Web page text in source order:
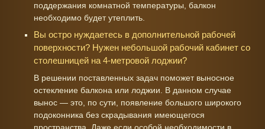
поддержания комнатной температуры, балкон
необходимо будет утеплить.
Вы остро нуждаетесь в дополнительной рабочей
поверхности? Нужен небольшой рабочий кабинет со
столешницей на 4-метровой лоджии?
В решении поставленных задач поможет выносное
остекление балкона или лоджии. В данном случае
вынос — это, по сути, появление большого широкого
подоконника без скрадывания имеющегося